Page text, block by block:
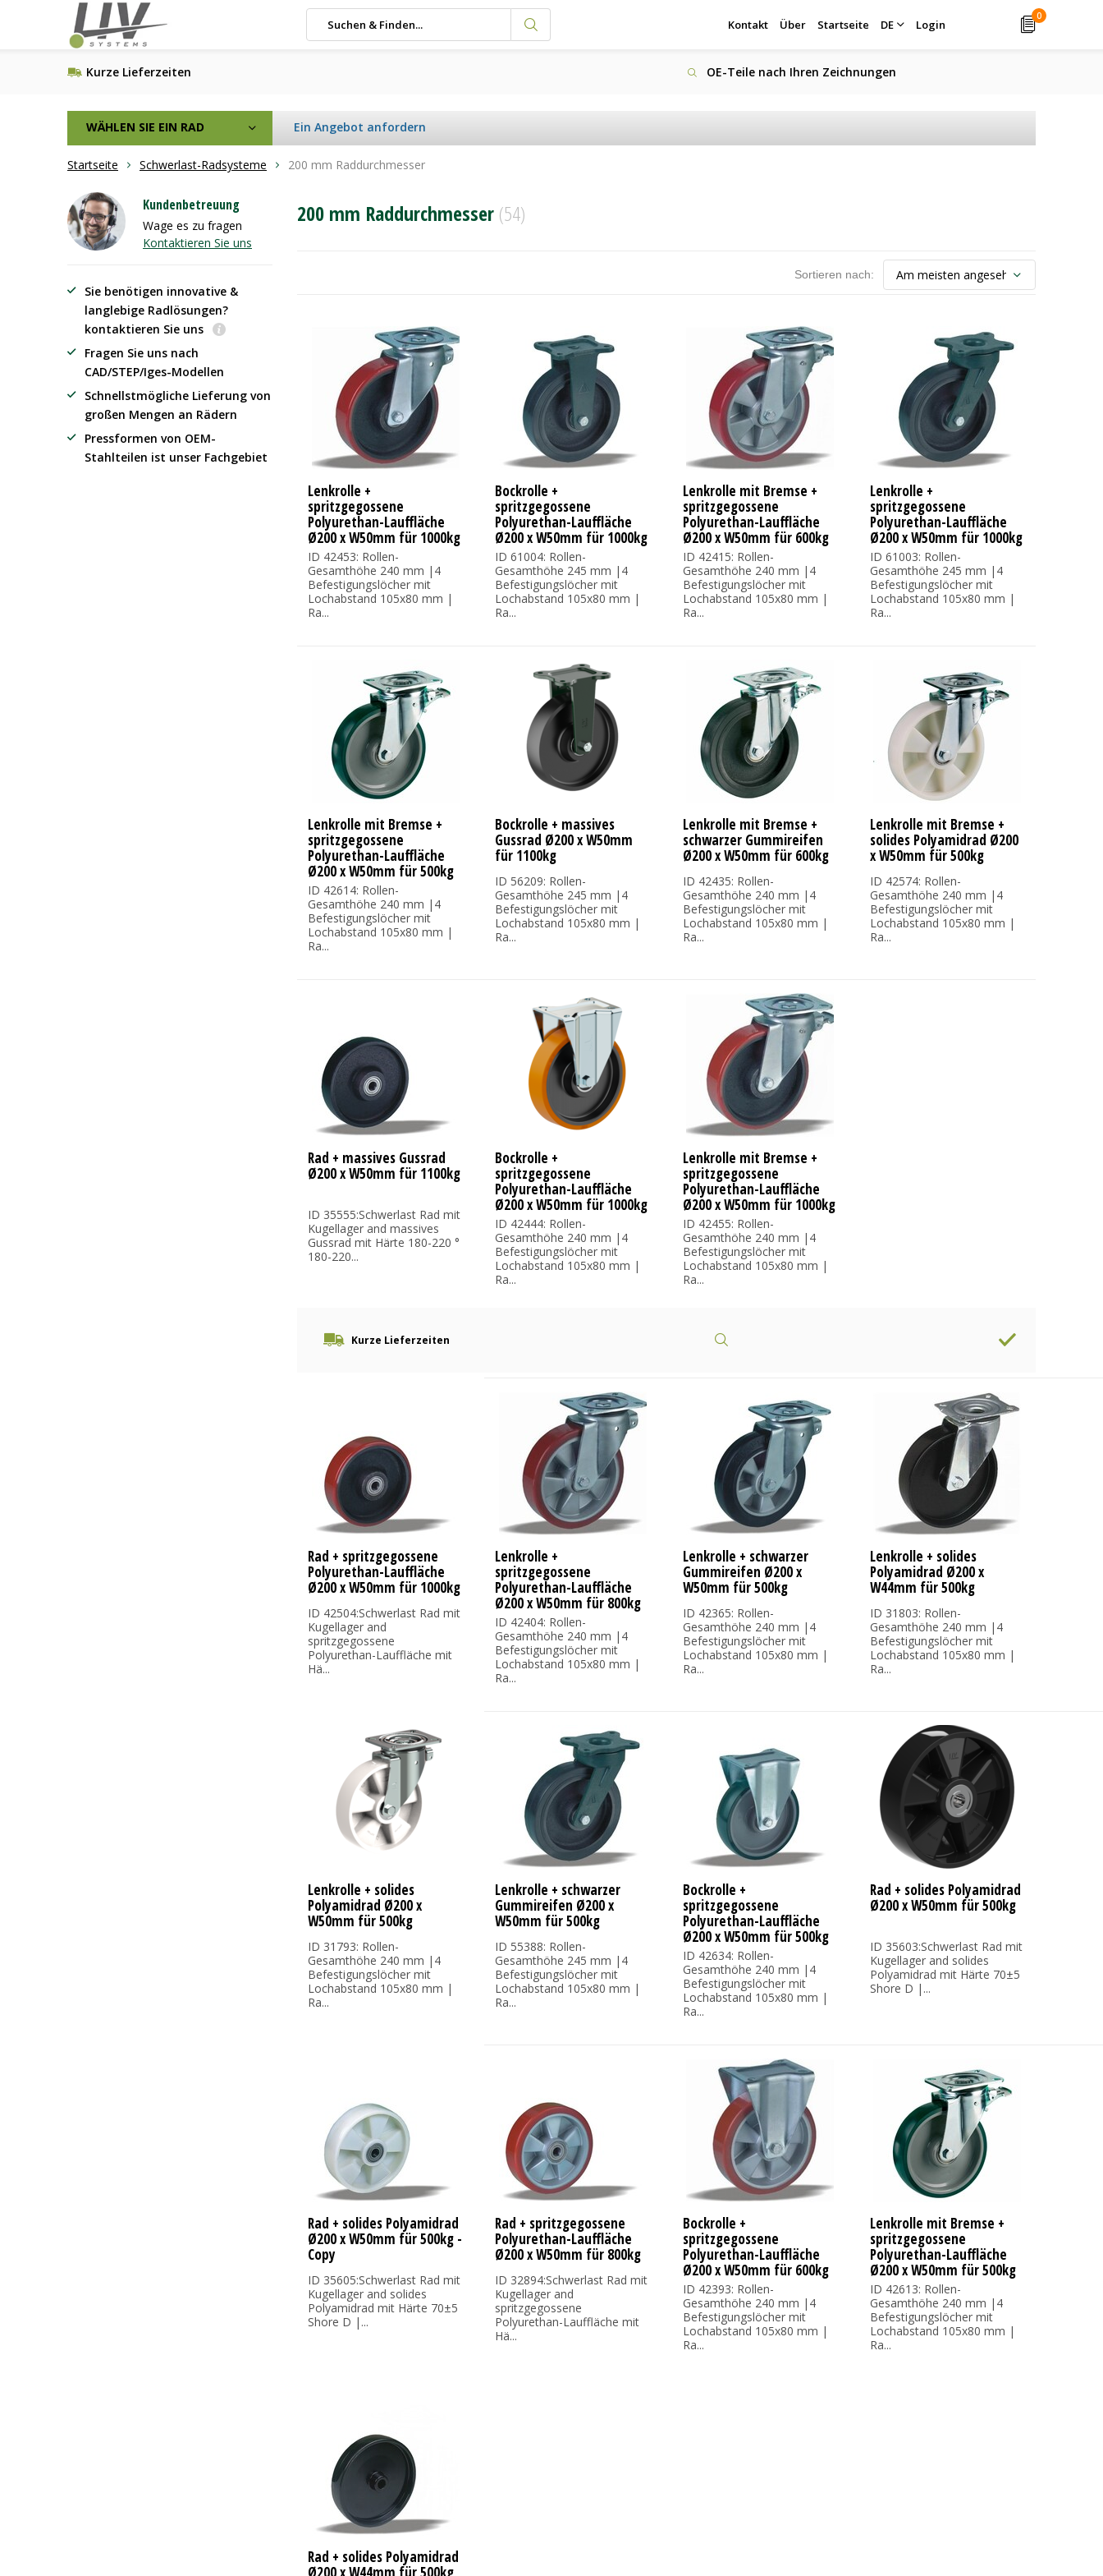
Kontakt Über Startseite DE Login
0
Kurze Lieferzeiten OE-Teile nach Ihren Zeichnungen
WÄHLEN SIE EIN RAD Ein Angebot anfordern
Startseite Schwerlast-Radsysteme 200 mm Raddurchmesser
200 mm Raddurchmesser (54)
Sortieren nach:
Lenkrolle +
spritzgegossene
Polyurethan-Lauffläche
Ø200 x W50mm für 1000kg
ID 42453: Rollen-
Gesamthöhe 240 mm |4
Befestigungslöcher mit
Lochabstand 105x80 mm |
Ra...
Bockrolle +
spritzgegossene
Polyurethan-Lauffläche
Ø200 x W50mm für 1000kg
ID 61004: Rollen-
Gesamthöhe 245 mm |4
Befestigungslöcher mit
Lochabstand 105x80 mm |
Ra...
Lenkrolle mit Bremse +
spritzgegossene
Polyurethan-Lauffläche
Ø200 x W50mm für 600kg
ID 42415: Rollen-
Gesamthöhe 240 mm |4
Befestigungslöcher mit
Lochabstand 105x80 mm |
Ra...
Lenkrolle +
spritzgegossene
Polyurethan-Lauffläche
Ø200 x W50mm für 1000kg
ID 61003: Rollen-
Gesamthöhe 245 mm |4
Befestigungslöcher mit
Lochabstand 105x80 mm |
Ra...
Lenkrolle mit Bremse +
spritzgegossene
Polyurethan-Lauffläche
Ø200 x W50mm für 500kg
ID 42614: Rollen-
Gesamthöhe 240 mm |4
Befestigungslöcher mit
Lochabstand 105x80 mm |
Ra...
Bockrolle + massives
Gussrad Ø200 x W50mm
für 1100kg
ID 56209: Rollen-
Gesamthöhe 245 mm |4
Befestigungslöcher mit
Lochabstand 105x80 mm |
Ra...
Lenkrolle mit Bremse +
schwarzer Gummireifen
Ø200 x W50mm für 600kg
ID 42435: Rollen-
Gesamthöhe 240 mm |4
Befestigungslöcher mit
Lochabstand 105x80 mm |
Ra...
Lenkrolle mit Bremse +
solides Polyamidrad Ø200
x W50mm für 500kg
ID 42574: Rollen-
Gesamthöhe 240 mm |4
Befestigungslöcher mit
Lochabstand 105x80 mm |
Ra...
Rad + massives Gussrad
Ø200 x W50mm für 1100kg
ID 35555:Schwerlast Rad mit
Kugellager and massives
Gussrad mit Härte 180-220 °
180-220...
Bockrolle +
spritzgegossene
Polyurethan-Lauffläche
Ø200 x W50mm für 1000kg
ID 42444: Rollen-
Gesamthöhe 240 mm |4
Befestigungslöcher mit
Lochabstand 105x80 mm |
Ra...
Lenkrolle mit Bremse +
spritzgegossene
Polyurethan-Lauffläche
Ø200 x W50mm für 1000kg
ID 42455: Rollen-
Gesamthöhe 240 mm |4
Befestigungslöcher mit
Lochabstand 105x80 mm |
Ra...
Kurze Lieferzeiten
Rad + spritzgegossene
Polyurethan-Lauffläche
Ø200 x W50mm für 1000kg
ID 42504:Schwerlast Rad mit
Kugellager and
spritzgegossene
Polyurethan-Lauffläche mit
Hä...
Lenkrolle +
spritzgegossene
Polyurethan-Lauffläche
Ø200 x W50mm für 800kg
ID 42404: Rollen-
Gesamthöhe 240 mm |4
Befestigungslöcher mit
Lochabstand 105x80 mm |
Ra...
Lenkrolle + schwarzer
Gummireifen Ø200 x
W50mm für 500kg
ID 42365: Rollen-
Gesamthöhe 240 mm |4
Befestigungslöcher mit
Lochabstand 105x80 mm |
Ra...
Lenkrolle + solides
Polyamidrad Ø200 x
W44mm für 500kg
ID 31803: Rollen-
Gesamthöhe 240 mm |4
Befestigungslöcher mit
Lochabstand 105x80 mm |
Ra...
Lenkrolle + solides
Polyamidrad Ø200 x
W50mm für 500kg
ID 31793: Rollen-
Gesamthöhe 240 mm |4
Befestigungslöcher mit
Lochabstand 105x80 mm |
Ra...
Lenkrolle + schwarzer
Gummireifen Ø200 x
W50mm für 500kg
ID 55388: Rollen-
Gesamthöhe 245 mm |4
Befestigungslöcher mit
Lochabstand 105x80 mm |
Ra...
Bockrolle +
spritzgegossene
Polyurethan-Lauffläche
Ø200 x W50mm für 500kg
ID 42634: Rollen-
Gesamthöhe 240 mm |4
Befestigungslöcher mit
Lochabstand 105x80 mm |
Ra...
Rad + solides Polyamidrad
Ø200 x W50mm für 500kg
ID 35603:Schwerlast Rad mit
Kugellager and solides
Polyamidrad mit Härte 70±5
Shore D |...
Rad + solides Polyamidrad
Ø200 x W50mm für 500kg -
Copy
ID 35605:Schwerlast Rad mit
Kugellager and solides
Polyamidrad mit Härte 70±5
Shore D |...
Rad + spritzgegossene
Polyurethan-Lauffläche
Ø200 x W50mm für 800kg
ID 32894:Schwerlast Rad mit
Kugellager and
spritzgegossene
Polyurethan-Lauffläche mit
Hä...
Bockrolle +
spritzgegossene
Polyurethan-Lauffläche
Ø200 x W50mm für 600kg
ID 42393: Rollen-
Gesamthöhe 240 mm |4
Befestigungslöcher mit
Lochabstand 105x80 mm |
Ra...
Lenkrolle mit Bremse +
spritzgegossene
Polyurethan-Lauffläche
Ø200 x W50mm für 500kg
ID 42613: Rollen-
Gesamthöhe 240 mm |4
Befestigungslöcher mit
Lochabstand 105x80 mm |
Ra...
Rad + solides Polyamidrad
Kundenbetreuung
Wage es zu fragen
Kontaktieren Sie uns
Sie benötigen innovative &
langlebige Radlösungen?
kontaktieren Sie uns
Fragen Sie uns nach
CAD/STEP/Iges-Modellen
Schnellstmögliche Lieferung von
großen Mengen an Rädern
Pressformen von OEM-
Stahlteilen ist unser Fachgebiet